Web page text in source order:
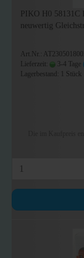
PIKO H0 58131C
neuwertig
Art.Nr.:
Lieferzeit:
3-4 Tage
Lagerbestand: 1 Stück
Die im Kaufpreis